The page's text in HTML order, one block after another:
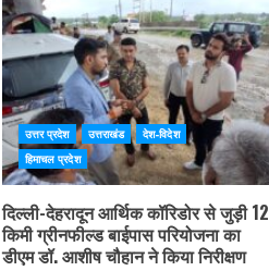
उत्तर प्रदेश उत्तराखंड
देश-विदेश
हिमाचल प्रदेश
दिल्ली-देहरादून आर्थिक कॉरिडोर से जुड़ी 12
किमी ग्रीनफील्ड बाईपास परियोजना का
डीएम डॉ. आशीष चौहान ने किया निरीक्षण